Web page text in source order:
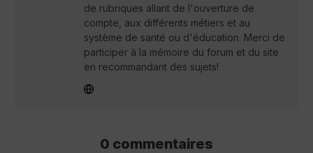
de rubriques allant de l'ouverture de
compte, aux différents métiers et au
système de santé ou d'éducation. Merci de
participer à la mémoire du forum et du site
en recommandant des sujets!
0 commentaires